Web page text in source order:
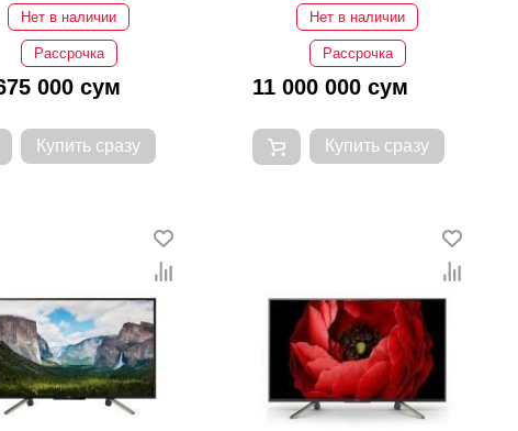
Нет в наличии
Рассрочка
000 сум
Купить сразу
Нет в наличии
Рассрочка
11 000 000 сум
Купить сразу